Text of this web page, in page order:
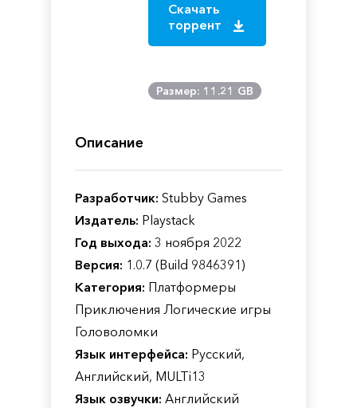
Скачать
торрент
Размер: 11.21 GB
Описание
Разработчик: Stubby Games
Издатель: Playstack
Год выхода: 3 ноября 2022
Версия: 1.0.7 (Build 9846391)
Категория: Платформеры
Приключения Логические игры
Головоломки
Язык интерфейса: Русский,
Английский, MULTi13
Язык озвучки: Английский